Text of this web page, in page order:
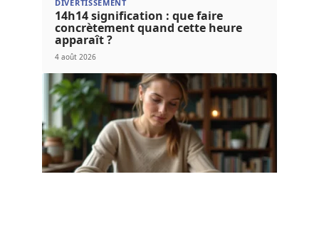
DIVERTISSEMENT
14h14 signification : que faire
concrètement quand cette heure
apparaît ?
4 août 2026